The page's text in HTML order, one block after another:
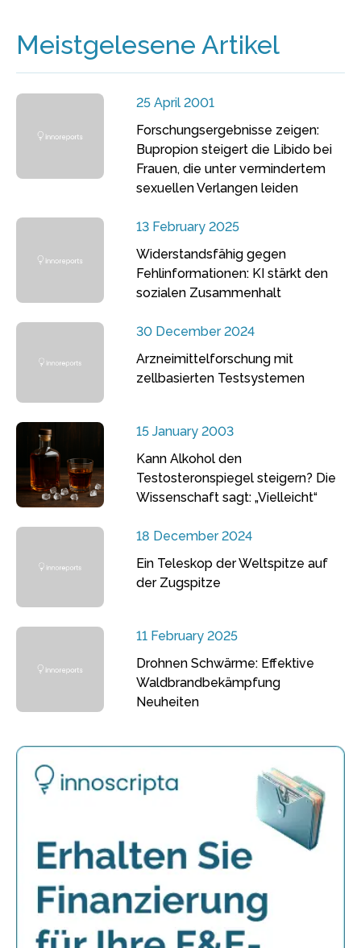
Meistgelesene Artikel
25 April 2001
Forschungsergebnisse zeigen:
Bupropion steigert die Libido bei
Frauen, die unter vermindertem
sexuellen Verlangen leiden
13 February 2025
Widerstandsfähig gegen
Fehlinformationen: KI stärkt den
sozialen Zusammenhalt
30 December 2024
Arzneimittelforschung mit
zellbasierten Testsystemen
15 January 2003
Kann Alkohol den
Testosteronspiegel steigern? Die
Wissenschaft sagt: „Vielleicht“
18 December 2024
Ein Teleskop der Weltspitze auf
der Zugspitze
11 February 2025
Drohnen Schwärme: Effektive
Waldbrandbekämpfung
Neuheiten